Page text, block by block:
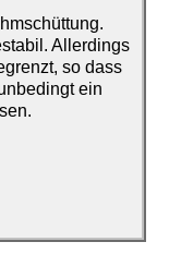
Allerdings
so dass
ein